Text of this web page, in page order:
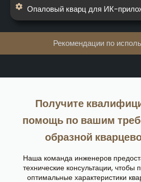
Рекомендации по
Опаловый кварц для ИК-
Получите
помощь по вашим
образной
Наша команда инженеров
технические консультации,
оптимальные характеристики